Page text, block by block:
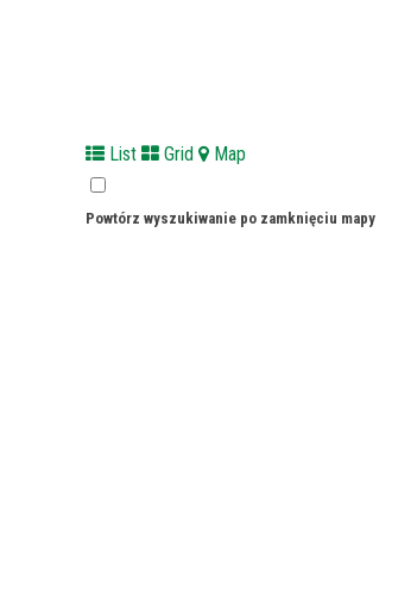
List Grid Map
Powtórz wyszukiwanie po zamknięciu mapy